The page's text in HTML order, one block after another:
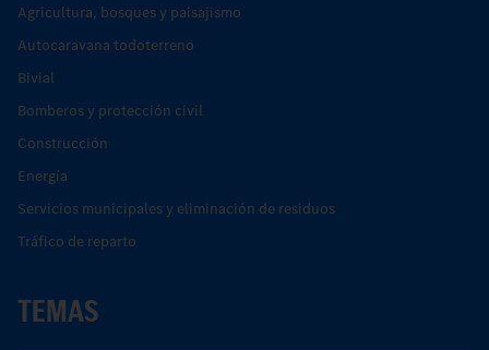
Agricultura, bosques y paisajismo
Autocaravana todoterreno
Bivial
Bomberos y protección civil
Construcción
Energía
Servicios municipales y eliminación de residuos
Tráfico de reparto
TEMAS